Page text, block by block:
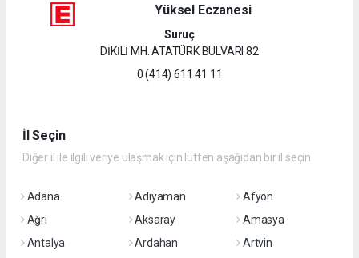
Yüksel Eczanesi
Suruç
DİKİLİ MH. ATATÜRK BULVARI 82
0 (414) 611 41 11
İl Seçin
Diğer il ile ilgili veriye ulaşmak için lütfen aşağıdan bir il seçin
Adana Adıyaman
Afyon
Ağrı
Aksaray
Amasya
Antalya
Ardahan
Artvin